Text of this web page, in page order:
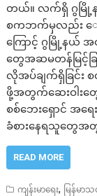
တယ်။ လက်ရှိ ဂွမြို့
စကဘက်မှလည်း ေ
ကြောင့် ဂွမြို့နယ် အတွ
တွေအဆမတန်မြင့်ခြ
လိုအပ်ချက်ရှိခြင်း
ဖို့အတွက်ဆေးဝါးတွေ
စစ်ဘေးရှောင် အရ
ခံစားနေရသူတွေအ
READ MORE
ကျန်းမာရေး, မြန်မာ